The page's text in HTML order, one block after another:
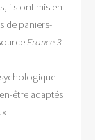
ils ont mis en
de paniers-
France 3
être adaptés